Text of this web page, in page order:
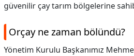
güvenilir çay tarım bölgelerine
Orçay ne zaman bölündü?
Yönetim Kurulu Başkanımız